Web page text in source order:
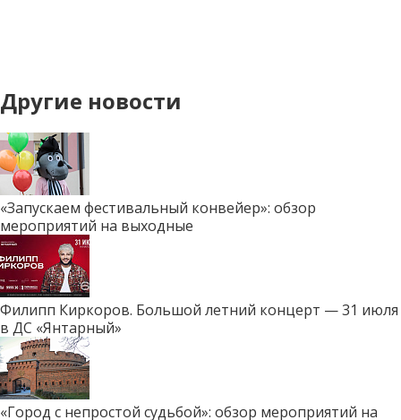
Другие новости
«Запускаем фестивальный конвейер»: обзор
мероприятий на выходные
Филипп Киркоров. Большой летний концерт — 31 июля
в ДС «Янтарный»
«Город с непростой судьбой»: обзор мероприятий на